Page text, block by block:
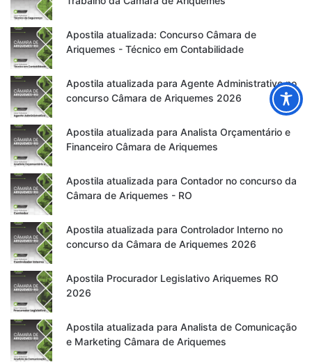
Apostila atualizada: Concurso Câmara de
Ariquemes - Técnico em Contabilidade
Apostila atualizada para Agente Administrativo no
concurso Câmara de Ariquemes 2026
Apostila atualizada para Analista Orçamentário e
Financeiro Câmara de Ariquemes
Apostila atualizada para Contador no concurso da
Câmara de Ariquemes - RO
Apostila atualizada para Controlador Interno no
concurso da Câmara de Ariquemes 2026
Apostila Procurador Legislativo Ariquemes RO
2026
Apostila atualizada para Analista de Comunicação
e Marketing Câmara de Ariquemes